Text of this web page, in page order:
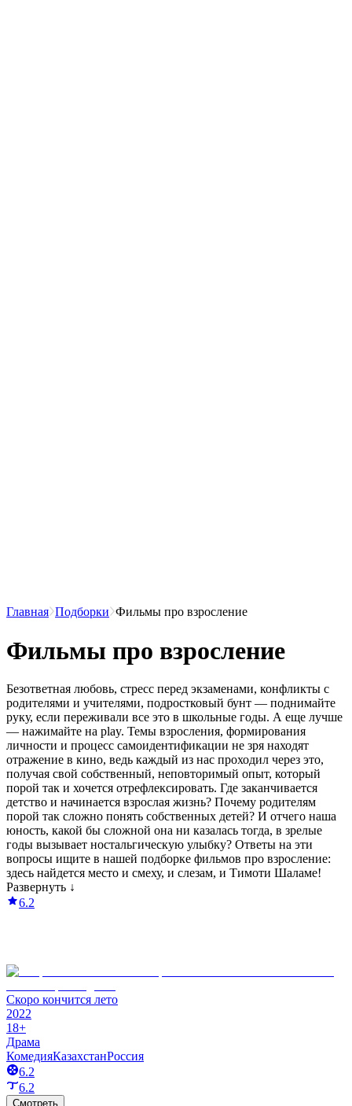
Главная Подборки Фильмы про взросление
Фильмы про взросление
Безответная любовь, стресс перед экзаменами, конфликты с
родителями и учителями, подростковый бунт — поднимайте
руку, если переживали все это в школьные годы. А еще лучше
— нажимайте на play. Темы взросления, формирования
личности и процесс самоидентификации не зря находят
отражение в кино, ведь каждый из нас проходил через это,
получая свой собственный, неповторимый опыт, который
порой так и хочется отрефлексировать. Где заканчивается
детство и начинается взрослая жизнь? Почему родителям
порой так сложно понять собственных детей? И отчего наша
юность, какой бы сложной она ни казалась тогда, в зрелые
годы вызывает ностальгическую улыбку? Ответы на эти
вопросы ищите в нашей подборке фильмов про взросление:
здесь найдется место и смеху, и слезам, и Тимоти Шаламе!
Развернуть ↓
6.2
Скоро кончится лето
2022
18+
Драма
КомедияКазахстанРоссия
6.2
6.2
Смотреть